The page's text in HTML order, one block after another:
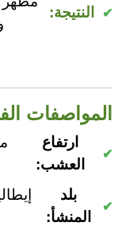
النتيجة:
المواصفات
ارتفاع
العشب:
بلد
المنشأ: